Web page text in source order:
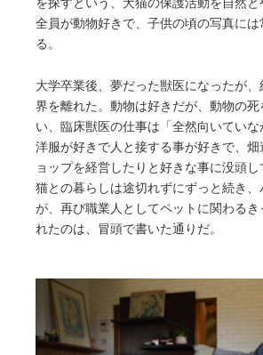
を探すという、犬猫の保護活動を自然
全員が動物好きで、子供の頃の写真に
る。
大学卒業後、夢だった獣医になったが
界を離れた。動物は好きだが、動物の死
い、臨床獣医の仕事は「全然向いていな
洋服が好きで人と接する事が好きで、
ョップを経営したりと好きな事に没頭
猫との暮らしは途切れずにずっと続き、
が、再び職業人としてペットに関わるき
れたのは、冒頭で書いた通りだ。